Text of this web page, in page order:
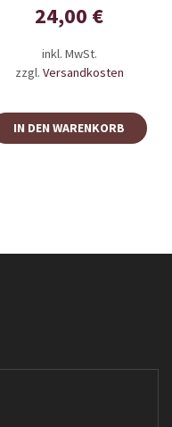
24,00 €
inkl. MwSt.
zzgl. Versandkosten
IN DEN WARENKORB